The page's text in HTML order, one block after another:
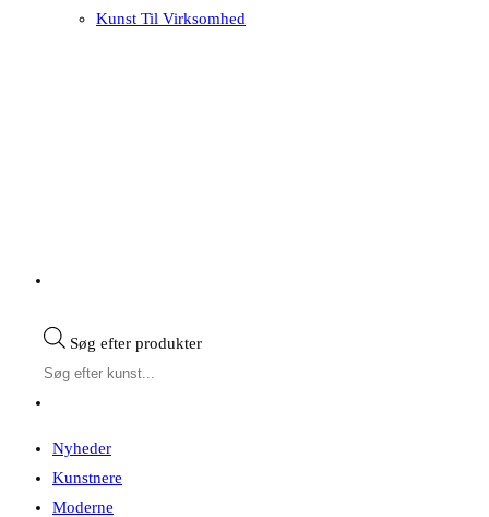
Kunst Til Virksomhed
Søg efter produkter
Nyheder
Kunstnere
Moderne